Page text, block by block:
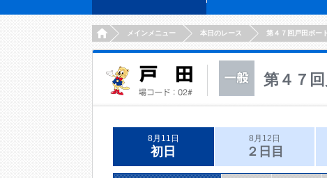
HOMEメインメニュー 本日のレース 第４７回戸田ボー
第４７
8月11日
初日
8月12日
２日目